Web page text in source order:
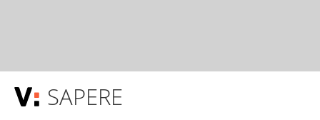
SAPERE